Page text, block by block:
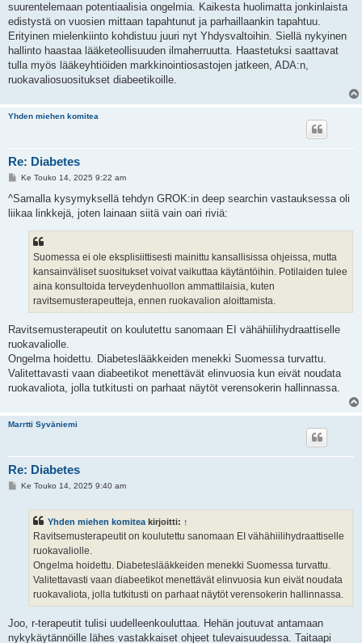
suurentelemaan potentiaalisia ongelmia. Kaikesta huolimatta jonkinlaista
edistystä on vuosien mittaan tapahtunut ja parhaillaankin tapahtuu.
Erityinen mielenkiinto kohdistuu juuri nyt Yhdysvaltoihin. Siellä nykyinen
hallinto haastaa lääketeollisuuden ilmaherruutta. Haastetuksi saattavat
tulla myös lääkeyhtiöiden markkinointiosastojen jatkeen, ADA:n,
ruokavaliosuositukset diabeetikoille.
Yhden miehen komitea
Re: Diabetes
V
e
t
Ke Touko 14, 2025 9:22 am
^Samalla kysymyksellä tehdyn GROK:in deep searchin vastauksessa oli
liikaa linkkejä, joten lainaan siitä vain oari riviä:
Suomessa ei ole eksplisiittisesti mainittu kansallisissa ohjeissa, mutta
kansainväliset suositukset voivat vaikuttaa käytäntöihin. Potilaiden tulee
aina konsultoida terveydenhuollon ammattilaisia, kuten
ravitsemusterapeutteja, ennen ruokavalion aloittamista.
Ravitsemusterapeutit on koulutettu sanomaan EI vähähiilihydraattiselle
ruokavaliolle.
Ongelma hoidettu. Diabeteslääkkeiden menekki Suomessa turvattu.
Valitettavasti vaan diabeetikot menettävät elinvuosia kun eivät noudata
ruokavaliota, jolla tutkitusti on parhaat näytöt verensokerin hallinnassa.
Marrtti Syväniemi
Re: Diabetes
VKe Touko 14, 2025 9:40 am
Yhden miehen komitea kirjoitti: ↑
Ravitsemusterapeutit on koulutettu sanomaan EI vähähiilihydraattiselle
ruokavaliolle.
Ongelma hoidettu. Diabeteslääkkeiden menekki Suomessa turvattu.
Valitettavasti vaan diabeetikot menettävät elinvuosia kun eivät noudata
ruokavaliota, jolla tutkitusti on parhaat näytöt verensokerin hallinnassa.
Joo, r-terapeutit tulisi uudelleenkouluttaa. Hehän joutuvat antamaan
nykykäytännöille lähes vastakkaiset ohjeet tulevaisuudessa. Taitaapi